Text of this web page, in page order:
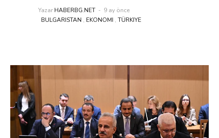
Yazar HABERBG.NET
9 ay önce
BULGARISTAN , EKONOMI , TÜRKIYE